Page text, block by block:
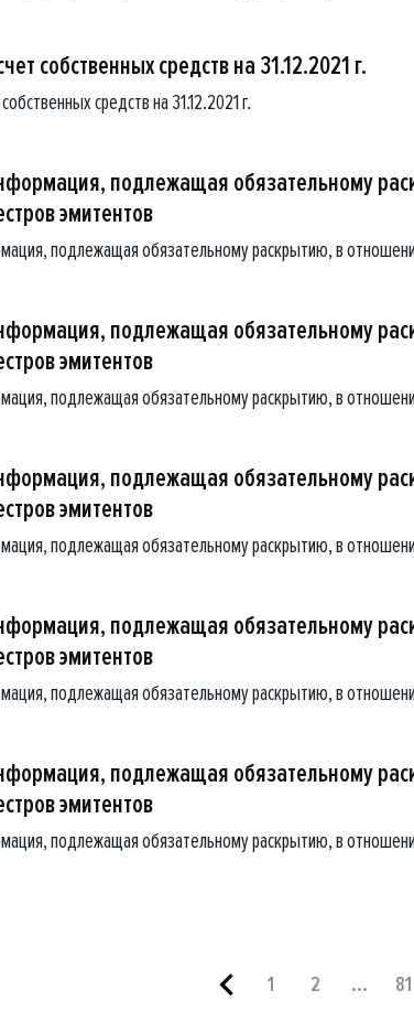
собственных средств на 31.12.2021 г.
средств на 31.12.2021 г.
подлежащая обязательному
эмитентов
подлежащая обязательному раскрытию, в
подлежащая обязательному
эмитентов
подлежащая обязательному раскрытию, в
подлежащая обязательному
эмитентов
подлежащая обязательному раскрытию, в
подлежащая обязательному
эмитентов
подлежащая обязательному раскрытию, в
подлежащая обязательному
эмитентов
подлежащая обязательному раскрытию, в
1 2 ... 81